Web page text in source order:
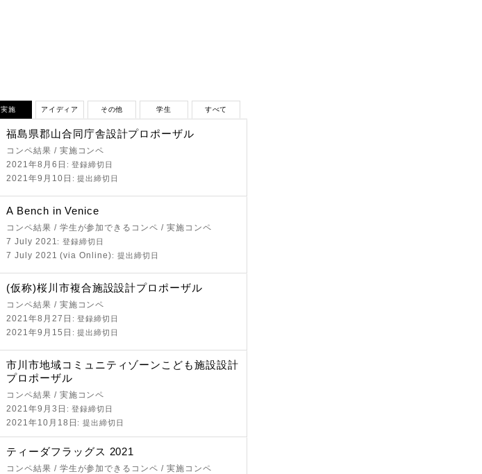
すべて
学生
その他
アイディア
実施
福島県郡山合同庁舎設計プロポーザル
コンペ結果 / 実施コンペ
2021年8月6日 : 登録締切日
2021年9月10日 : 提出締切日
A Bench in Venice
コンペ結果 / 学生が参加できるコンペ / 実施コンペ
7 July 2021: 登録締切日
7 July 2021 (via Online): 提出締切日
(仮称)桜川市複合施設設計プロポーザル
コンペ結果 / 実施コンペ
2021年8月27日 : 登録締切日
2021年9月15日 : 提出締切日
市川市地域コミュニティゾーンこども施設設計
プロポーザル
コンペ結果 / 実施コンペ
2021年9月3日 : 登録締切日
2021年10月18日 : 提出締切日
ティーダフラッグス 2021
コンペ結果 / 学生が参加できるコンペ / 実施コンペ